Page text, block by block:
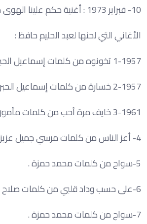
10- فبراير 1973 : أغنية حكم علينا الهوى من كلمات عبد الوهاب محمد .
الأغاني التي لحنها لعبد الحليم حافظ :
1-1957 تخونوه من كلمات إسماعيل الحبروك .
2-1957 خسارة من كلمات إسماعيل الحبروك .
3-1961 خايف مرة أحب من كلمات مأمون الشناوي .
4- أعز الناس من كلمات مرسي جميل عزيز .
5-سواح من كلمات محمد حمزة .
6-على حسب وداد قلبي من كلمات صلاح أبو سالم .
7-سواح من كلمات محمد حمزة .